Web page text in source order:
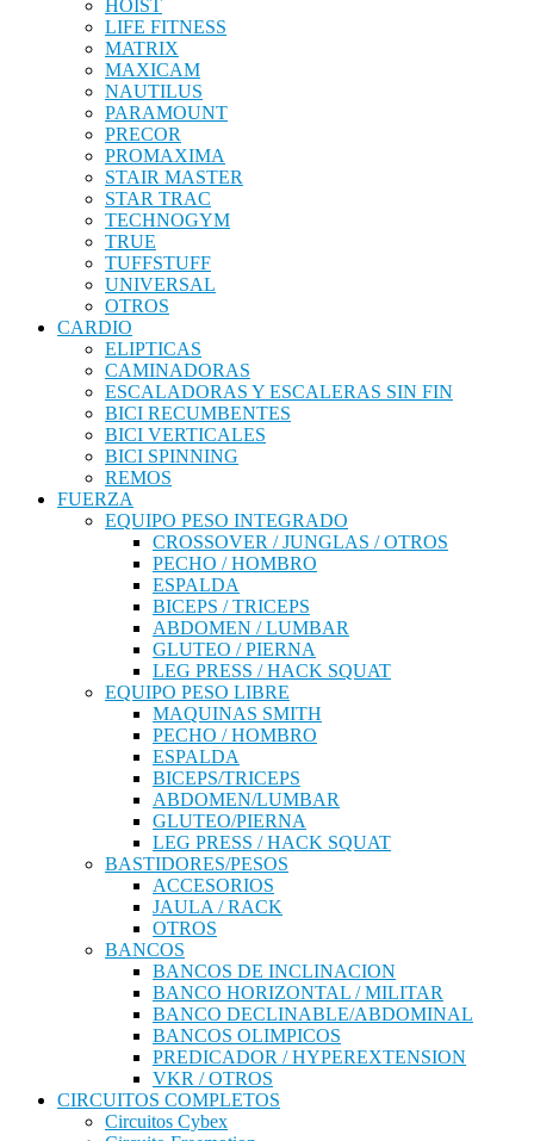
HOIST
LIFE FITNESS
MATRIX
MAXICAM
NAUTILUS
PARAMOUNT
PRECOR
PROMAXIMA
STAIR MASTER
STAR TRAC
TECHNOGYM
TRUE
TUFFSTUFF
UNIVERSAL
OTROS
CARDIO
ELIPTICAS
CAMINADORAS
ESCALADORAS Y ESCALERAS SIN FIN
BICI RECUMBENTES
BICI VERTICALES
BICI SPINNING
REMOS
FUERZA
EQUIPO PESO INTEGRADO
CROSSOVER / JUNGLAS / OTROS
PECHO / HOMBRO
ESPALDA
BICEPS / TRICEPS
ABDOMEN / LUMBAR
GLUTEO / PIERNA
LEG PRESS / HACK SQUAT
EQUIPO PESO LIBRE
MAQUINAS SMITH
PECHO / HOMBRO
ESPALDA
BICEPS/TRICEPS
ABDOMEN/LUMBAR
GLUTEO/PIERNA
LEG PRESS / HACK SQUAT
BASTIDORES/PESOS
ACCESORIOS
JAULA / RACK
OTROS
BANCOS
BANCOS DE INCLINACION
BANCO HORIZONTAL / MILITAR
BANCO DECLINABLE/ABDOMINAL
BANCOS OLIMPICOS
PREDICADOR / HYPEREXTENSION
VKR / OTROS
CIRCUITOS COMPLETOS
Circuitos Cybex